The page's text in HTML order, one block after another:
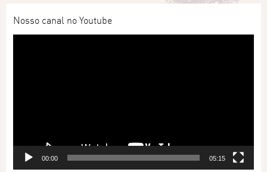
Nosso canal no Youtube
00:00 05:15